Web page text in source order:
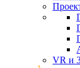
VR и